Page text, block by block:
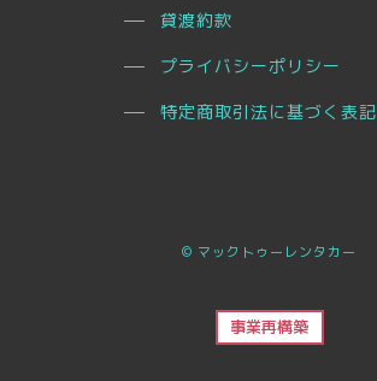
貸渡約款
プライバシーポリシー
特定商取引法に基づく表記
© マックトゥーレンタカー
事業再構築